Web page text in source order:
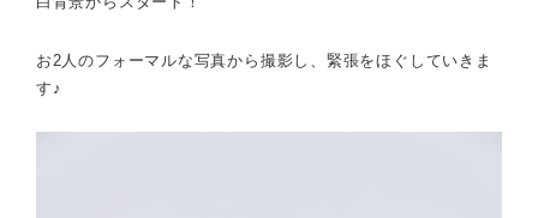
お2人のフォーマルな写真から撮影し、緊張をほぐしていきま
す♪